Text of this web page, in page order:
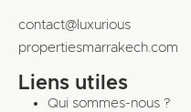
contact@luxurious
propertiesmarrakech.com
Liens utiles
Qui sommes-nous ?